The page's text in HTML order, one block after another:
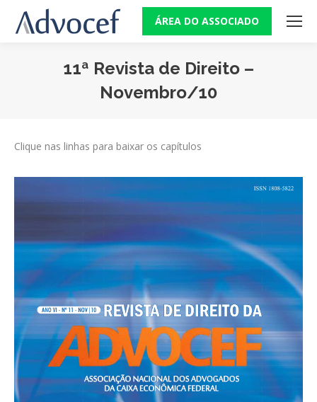
ÁREA DO ASSOCIADO
11ª Revista de Direito –
Novembro/10
Clique nas linhas para baixar os capítulos